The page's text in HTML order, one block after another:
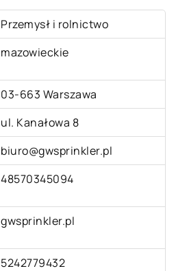
Przemysł i rolnictwo
mazowieckie
03-663 Warszawa
ul. Kanałowa 8
biuro@gwsprinkler.pl
48570345094
gwsprinkler.pl
5242779432